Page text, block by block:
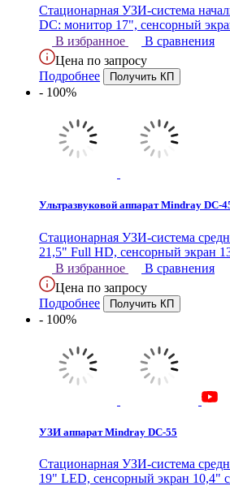
Стационарная УЗИ-система
DC: монитор 17", сенсорный
В избранное
В сравнения
Цена по запросу
Подробнее
- 100%
Ультразвуковой аппарат Mindray DC-
Стационарная УЗИ-система
21,5" Full HD, сенсорный экран
В избранное
В сравнения
Цена по запросу
Подробнее
- 100%
УЗИ аппарат Mindray DC-55
Стационарная УЗИ-система
19" LED, сенсорный экран 10,4"